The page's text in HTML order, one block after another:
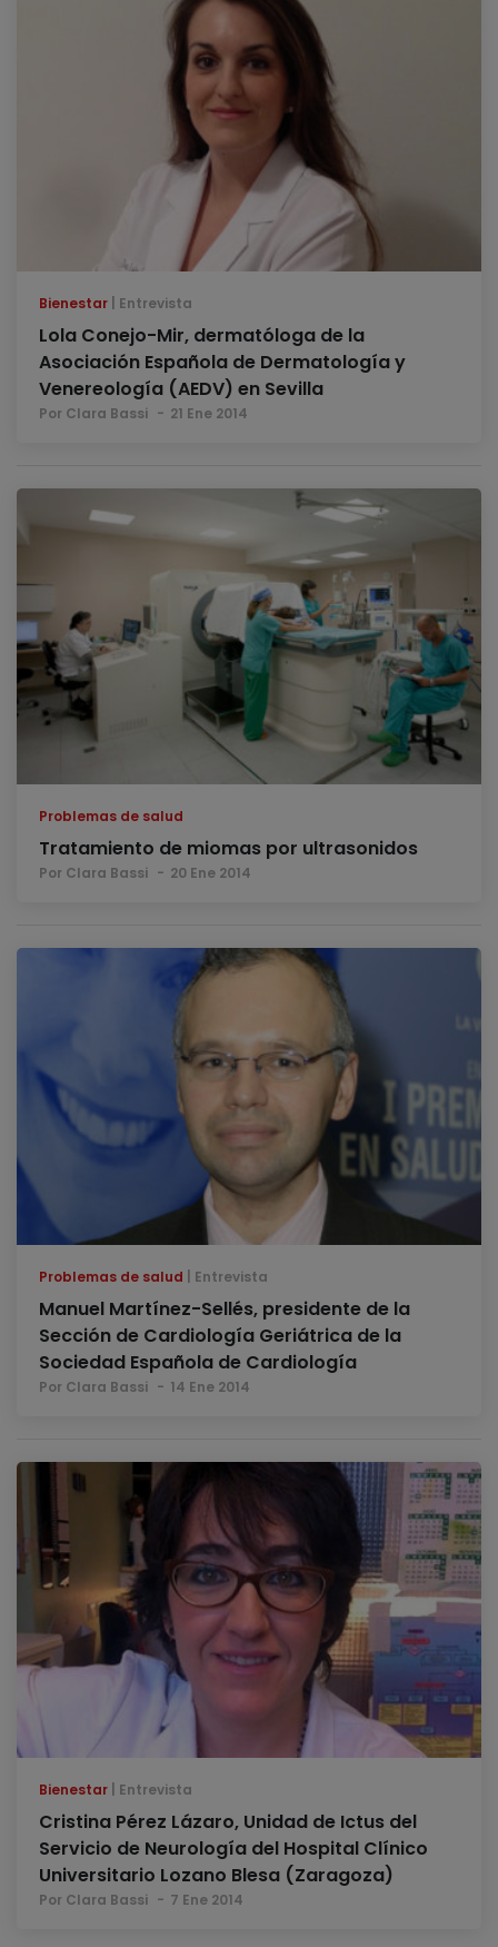
Bienestar Entrevista
Lola Conejo-Mir, dermatóloga de la
Asociación Española de Dermatología y
Venereología (AEDV) en Sevilla
Por Clara Bassi 21 Ene 2014
Problemas de salud
Tratamiento de miomas por ultrasonidos
Por Clara Bassi 20 Ene 2014
Problemas de salud Entrevista
Manuel Martínez-Sellés, presidente de la
Sección de Cardiología Geriátrica de la
Sociedad Española de Cardiología
Por Clara Bassi 14 Ene 2014
Bienestar Entrevista
Cristina Pérez Lázaro, Unidad de Ictus del
Servicio de Neurología del Hospital Clínico
Universitario Lozano Blesa (Zaragoza)
Por Clara Bassi 7 Ene 2014